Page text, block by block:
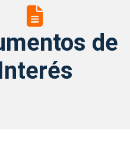
Documentos
de
Interés
de